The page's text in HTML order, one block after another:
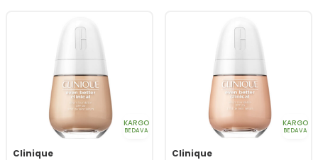
KARGO
BEDAVA
Clinique
KARGO
BEDAVA
Clinique